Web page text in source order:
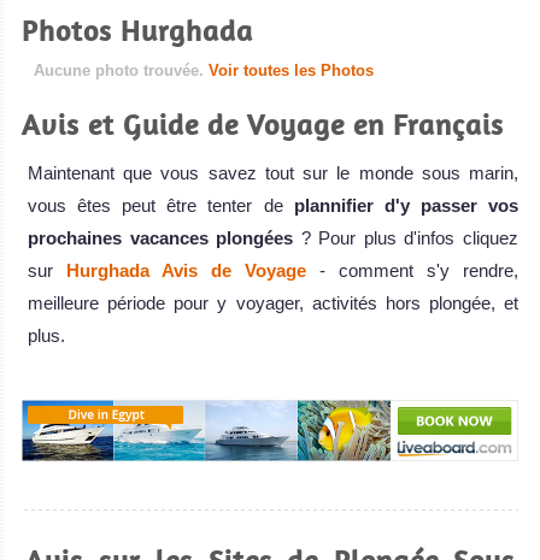
Photos Hurghada
Aucune photo trouvée. Voir toutes les Photos
Avis et Guide de Voyage en Français
Maintenant que vous savez tout sur le monde sous marin,
vous êtes peut être tenter de plannifier d'y passer vos
prochaines vacances plongées ? Pour plus d'infos cliquez
sur Hurghada Avis de Voyage - comment s'y rendre,
meilleure période pour y voyager, activités hors plongée, et
plus.